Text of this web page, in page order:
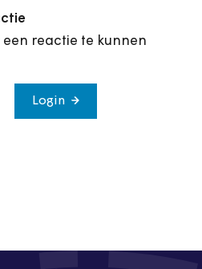
reactie te kunnen
Login